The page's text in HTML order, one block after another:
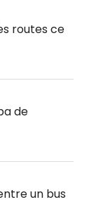
routes ce
de
un bus